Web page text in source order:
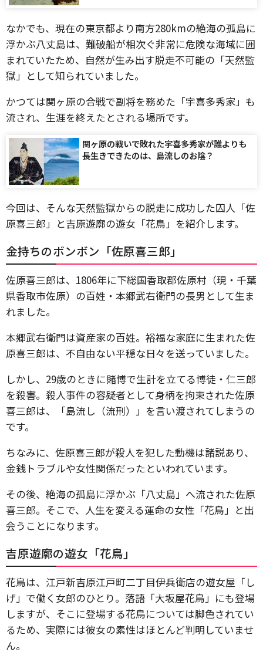
なかでも、現在の東京都より南方280kmの絶海の孤島に
浮かぶ八丈島は、難破船が相次ぐ非常に危険な海域に囲
まれていたため、自然が生み出す脱走不可能の「天然監
獄」として知られていました。
かつては関ヶ原の合戦で副将を務めた「宇喜多秀家」も
流され、生涯を終えたとされる場所です。
関ヶ原の戦いで敗れた宇喜多秀家が誰よりも
長生きできたのは、島流しのお陰？
今回は、そんな天然監獄からの脱走に成功した囚人「佐
原喜三郎」と吉原遊廓の遊女「花鳥」を紹介します。
金持ちのボンボン「佐原喜三郎」
佐原喜三郎は、1806年に下総国香取郡佐原村（現・千葉
県香取市佐原）の百姓・本郷武右衛門の長男として生ま
れました。
本郷武右衛門は資産家の百姓。裕福な家庭に生まれた佐
原喜三郎は、不自由ない平穏な日々を送っていました。
しかし、29歳のときに賭博で生計を立てる博徒・仁三郎
を殺害。殺人事件の容疑者として身柄を拘束された佐原
喜三郎は、「島流し（流刑）」を言い渡されてしまうの
です。
ちなみに、佐原喜三郎が殺人を犯した動機は諸説あり、
金銭トラブルや女性関係だったといわれています。
その後、絶海の孤島に浮かぶ「八丈島」へ流された佐原
喜三郎。そこで、人生を変える運命の女性「花鳥」と出
会うことになります。
吉原遊廓の遊女「花鳥」
花鳥は、江戸新吉原江戸町二丁目伊兵衛店の遊女屋「し
げ」で働く女郎のひとり。落語「大坂屋花鳥」にも登場
しますが、そこに登場する花鳥については脚色されてい
るため、実際には彼女の素性はほとんど判明していませ
ん。